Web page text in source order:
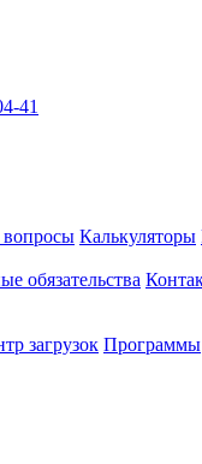
41
вопросы Калькуляторы
обязательства
загрузок Программы